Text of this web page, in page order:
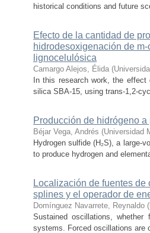
historical conditions and future
Efecto de la cantidad de
hidrodesoxigenación de
lignocelulósica
Camargo Alejos, Élida (
In this research work, the
silica SBA-15, using trans-1,2-
Producción de hidrógeno
Béjar Vega, Andrés (Universidad
Hydrogen sulfide (H₂S), a large-
to produce hydrogen and
Localización de fuentes
splines y el operador de
Domínguez Navarrete, Reynaldo (
Sustained oscillations,
systems. Forced oscillations are